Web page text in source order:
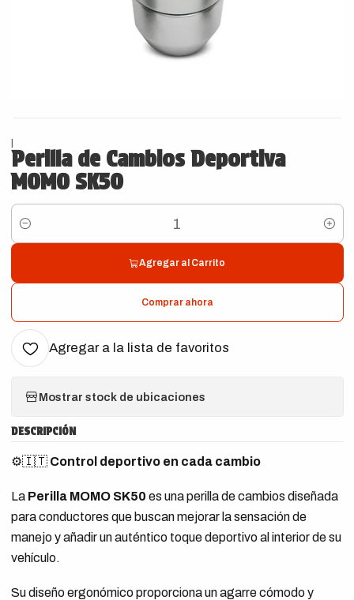
|
Perilla de Cambios Deportiva
MOMO SK50
Cantidad
Agregar al Carrito
Comprar ahora
Agregar a la lista de favoritos
Mostrar stock de ubicaciones
DESCRIPCIÓN
⚙️🇮🇹 Control deportivo en cada cambio
La Perilla MOMO SK50 es una perilla de cambios diseñada
para conductores que buscan mejorar la sensación de
manejo y añadir un auténtico toque deportivo al interior de su
vehículo.
Su diseño ergonómico proporciona un agarre cómodo y